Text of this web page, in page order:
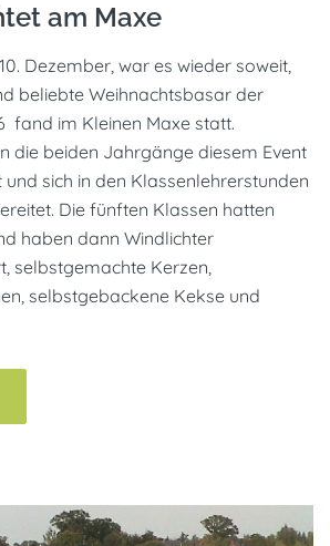
am Maxe
Dezember, war es wieder soweit,
beliebte Weihnachtsbasar der
fand im Kleinen Maxe statt.
die beiden Jahrgänge diesem Event
sich in den Klassenlehrerstunden
Die fünften Klassen hatten
haben dann Windlichter
selbstgemachte Kerzen,
selbstgebackene Kekse und